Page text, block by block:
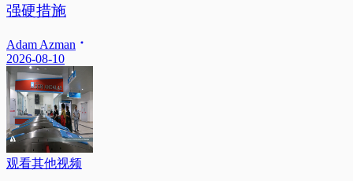
强硬措施
Adam Azman
2026-08-10
观看其他视频